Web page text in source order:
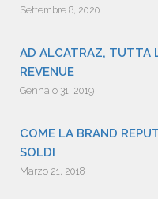
Settembre 8, 2020
AD ALCATRAZ, TUTTA
REVENUE
Gennaio 31, 2019
COME LA BRAND
SOLDI
Marzo 21, 2018